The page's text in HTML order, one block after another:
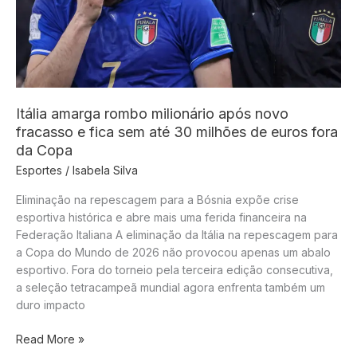
Houston
Itália amarga rombo milionário após novo
fracasso e fica sem até 30 milhões de euros fora
da Copa
Esportes / Isabela Silva
Eliminação na repescagem para a Bósnia expõe crise
esportiva histórica e abre mais uma ferida financeira na
Federação Italiana A eliminação da Itália na repescagem para
a Copa do Mundo de 2026 não provocou apenas um abalo
esportivo. Fora do torneio pela terceira edição consecutiva,
a seleção tetracampeã mundial agora enfrenta também um
duro impacto
Itália
Read More »